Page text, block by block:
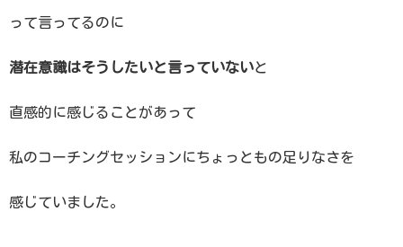
って言ってるのに
潜在意識はそうしたいと言っていないと
直感的に感じることがあって
私のコーチングセッションにちょっともの足りなさを
感じていました。